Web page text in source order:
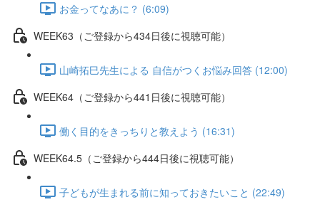
お金ってなあに？ (6:09)
WEEK63（ご登録から434日後に視聴可能）
山崎拓巳先生による 自信がつくお悩み回答 (12:00)
WEEK64（ご登録から441日後に視聴可能）
働く目的をきっちりと教えよう (16:31)
WEEK64.5（ご登録から444日後に視聴可能）
子どもが生まれる前に知っておきたいこと (22:49)